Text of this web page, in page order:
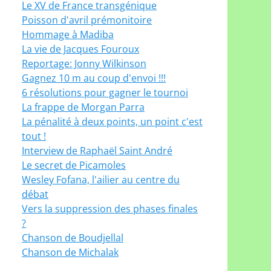
Le XV de France transgénique
Poisson d'avril prémonitoire
Hommage à Madiba
La vie de Jacques Fouroux
Reportage: Jonny Wilkinson
Gagnez 10 m au coup d'envoi !!!
6 résolutions pour gagner le tournoi
La frappe de Morgan Parra
La pénalité à deux points, un point c'est
tout !
Interview de Raphaël Saint André
Le secret de Picamoles
Wesley Fofana, l'ailier au centre du
débat
Vers la suppression des phases finales
?
Chanson de Boudjellal
Chanson de Michalak